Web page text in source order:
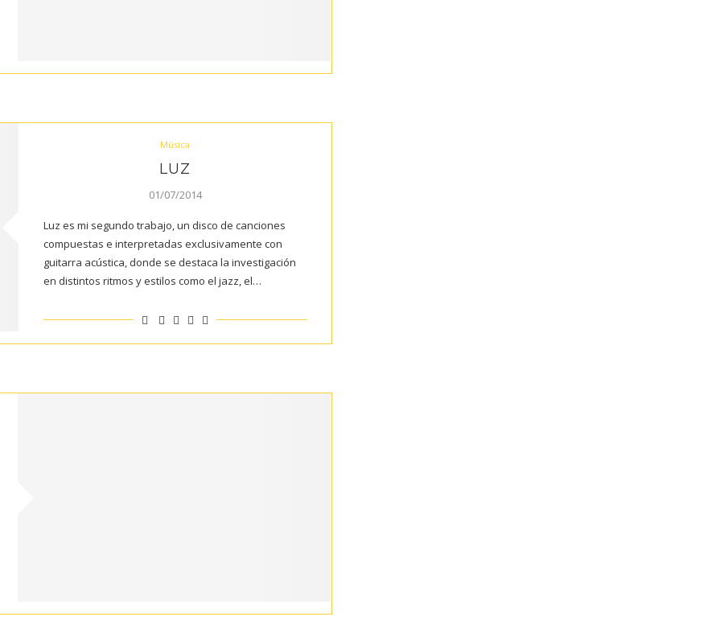
Música
LUZ
01/07/2014
Luz es mi segundo trabajo, un disco de canciones
compuestas e interpretadas exclusivamente con
guitarra acústica, donde se destaca la investigación
en distintos ritmos y estilos como el jazz, el…